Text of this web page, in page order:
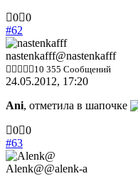
Голосуйте
-
палец
вниз.
0 Голосуйте
палец
вверх.
0
#62
nastenkafff@nastenkafff
10 355 Сообщений
24.05.2012, 17:20
Ani, отметила в шапочке
Голосуйте
-
палец
вниз.
0 Голосуйте
палец
вверх.
0
#63
Alenk@@alenk-a